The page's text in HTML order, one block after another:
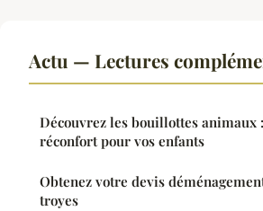
Actu — Lectures
Découvrez les bouillottes animaux
réconfort pour vos enfants
Obtenez votre devis
troyes